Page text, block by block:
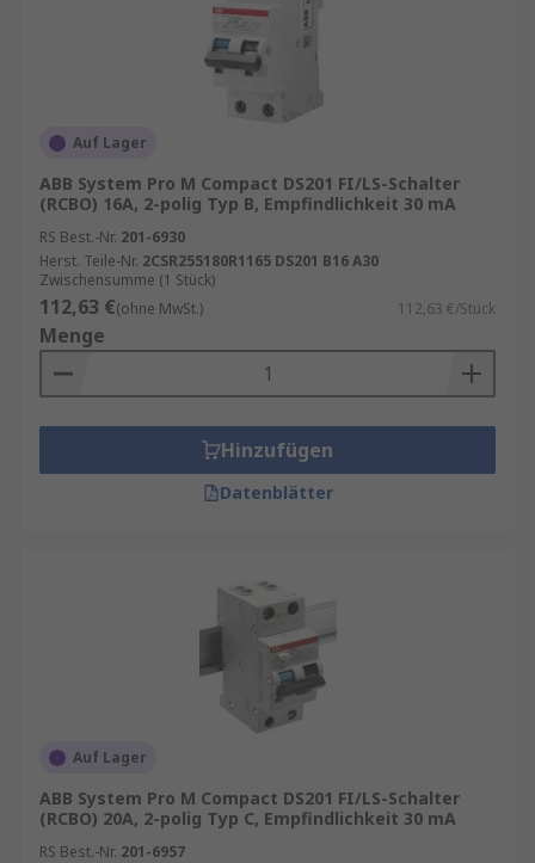
Auf Lager
ABB System Pro M Compact DS201 FI/LS-Schalter
(RCBO) 16A, 2-polig Typ B, Empfindlichkeit 30 mA
RS Best.-Nr. 201-6930
Herst. Teile-Nr. 2CSR255180R1165 DS201 B16 A30
Zwischensumme (1 Stück)
112,63 €(ohne MwSt.) 112,63 €/Stück
Menge
Hinzufügen
Datenblätter
Auf Lager
ABB System Pro M Compact DS201 FI/LS-Schalter
(RCBO) 20A, 2-polig Typ C, Empfindlichkeit 30 mA
RS Best.-Nr. 201-6957